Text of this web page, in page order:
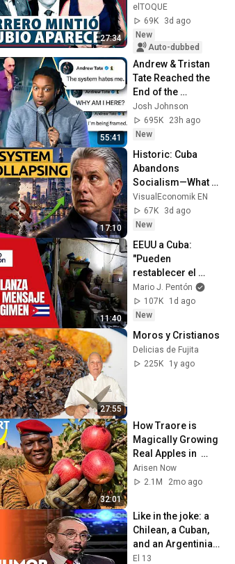
27:34
amid the crisis?
Marco Rubio raises
the tone
elTOQUE
69K
3d ago
New
Auto-dubbed
55:41
Andrew & Tristan
Tate Reached the
End of the
Algorithm
Josh Johnson
695K
23h ago
New
17:10
Historic: Cuba
Abandons
Socialism—What
Happens Now? |
VisualEconomik EN
VisualEconomik EN
67K
3d ago
New
11:40
EEUU a Cuba:
"Pueden
restablecer el
servicio eléctrico
mañana mismo si
deciden dejar el
Mario J. Pentón
107K
1d ago
New
27:55
Moros y Cristianos
Delicias de Fujita
225K
1y ago
32:01
How Traore is
Magically Growing
Real Apples in
Desert?
Arisen Now
2.1M
2mo ago
Like in the joke: a
Chilean, a Cuban,
and an Argentinian,
who join forces to
El 13